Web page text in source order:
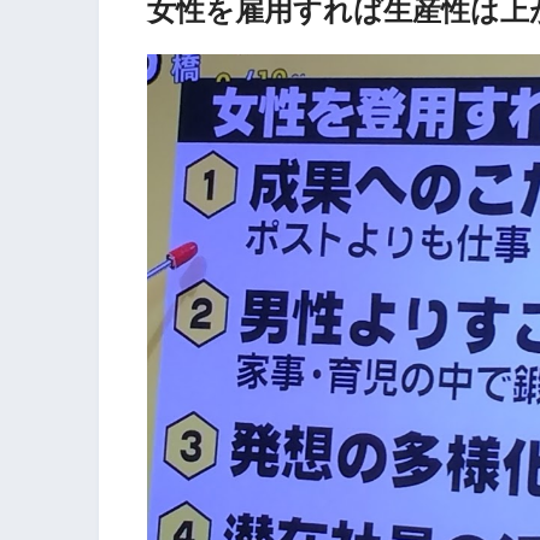
女性を雇用すれば生産性は上